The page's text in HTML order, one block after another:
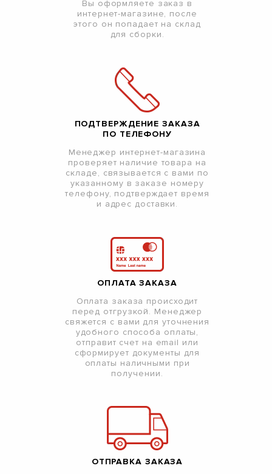
Вы оформляете заказ в
интернет-магазине, после
этого он попадает на склад
для сборки.
ПОДТВЕРЖДЕНИЕ ЗАКАЗА
ПО ТЕЛЕФОНУ
Менеджер интернет-магазина
проверяет наличие товара на
складе, связывается с вами по
указанному в заказе номеру
телефону, подтверждает время
и адрес доставки.
ОПЛАТА ЗАКАЗА
Оплата заказа происходит
перед отгрузкой. Менеджер
свяжется с вами для уточнения
удобного способа оплаты,
отправит счет на email или
сформирует документы для
оплаты наличными при
получении.
ОТПРАВКА ЗАКАЗА